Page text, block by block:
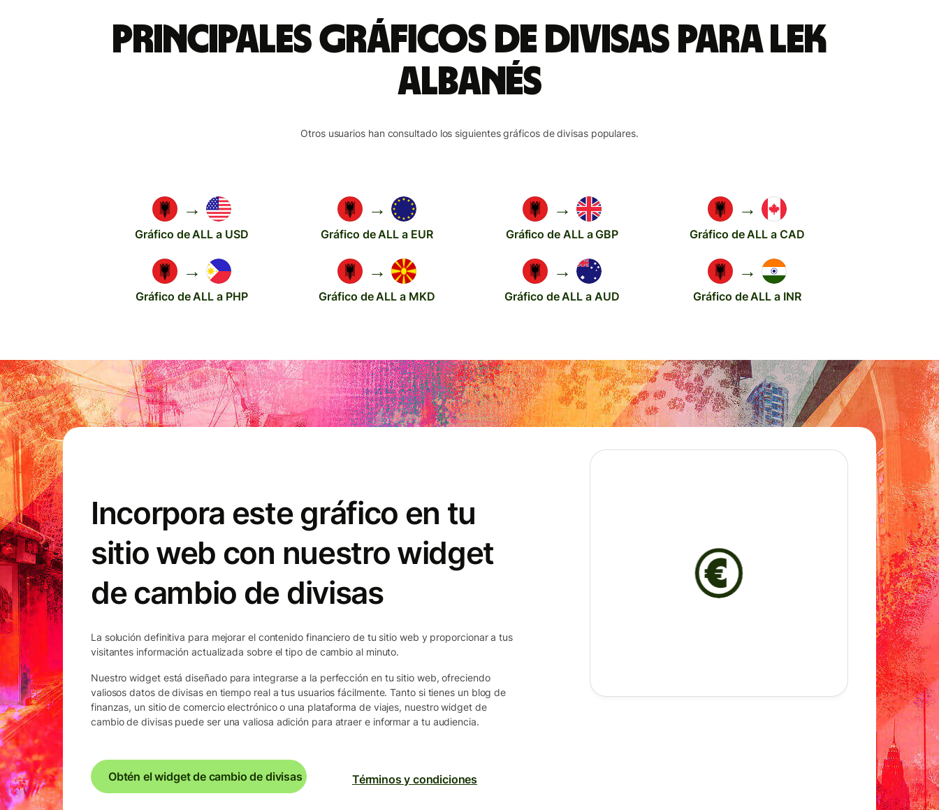
Principales gráficos de divisas para lek
albanés
Otros usuarios han consultado los siguientes gráficos de divisas populares.
→
Gráfico de ALL a USD
→
Gráfico de ALL a EUR
→
Gráfico de ALL a GBP
→
Gráfico de ALL a CAD
→
Gráfico de ALL a PHP
→
Gráfico de ALL a MKD
→
Gráfico de ALL a AUD
→
Gráfico de ALL a INR
Incorpora este gráfico en tu
sitio web con nuestro widget
de cambio de divisas
La solución definitiva para mejorar el contenido financiero de tu sitio web y proporcionar a tus
visitantes información actualizada sobre el tipo de cambio al minuto.
Nuestro widget está diseñado para integrarse a la perfección en tu sitio web, ofreciendo
valiosos datos de divisas en tiempo real a tus usuarios fácilmente. Tanto si tienes un blog de
finanzas, un sitio de comercio electrónico o una plataforma de viajes, nuestro widget de
cambio de divisas puede ser una valiosa adición para atraer e informar a tu audiencia.
Obtén el widget de cambio de divisas Términos y condiciones